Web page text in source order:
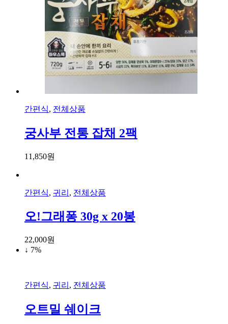
간편식, 전체상품
궁사부 전통 잡채 2팩
11,850원
간편식, 귀리 , 전체상품
오!그래퐁 30g x 20봉
22,000원
↓ 7%
간편식, 귀리 , 전체상품
오트밀 쉐이크